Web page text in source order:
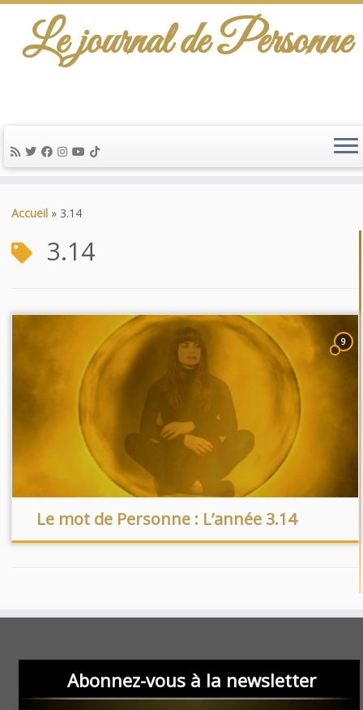
au
Le journal de Personne
Accueil » 3.14
3.14
9
Le mot de Personne : L’année 3.14
Abonnez-vous à la newsletter